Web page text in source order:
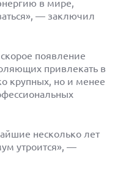
в мире,
— заключил
появление
привлекать в
крупных, но и менее
несколько лет
утроится», —